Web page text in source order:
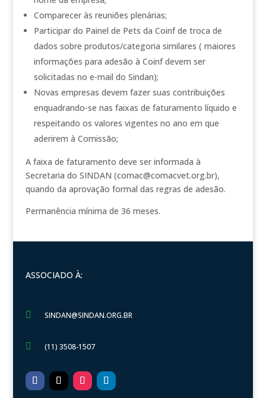
Comparecer às reuniões plenárias;
Participar do Painel de Pets da Coinf de troca de
dados sobre produtos/categoria similares ( maiores
informações para adesão à Coinf devem ser
solicitadas no e-mail do Sindan);
Novas empresas devem fazer suas contribuições
enquadrando-se nas faixas de faturamento líquido e
respeitando os valores vigentes no ano em que
aderirem à Comissão;
A faixa de faturamento deve ser informada à
Secretaria do SINDAN (comac@comacvet.org.br),
quando da aprovação formal das regras de adesão.
Permanência mínima de 36 meses.
ASSOCIADO À:
 SINDAN@SINDAN.ORG.BR
 (11) 3508-1507